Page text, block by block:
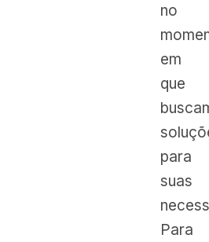
no
em
que
para
suas
Para